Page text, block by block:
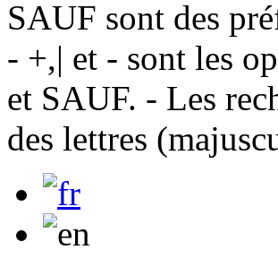
SAUF sont des
- +,| et - sont les
et SAUF. - Les
des lettres